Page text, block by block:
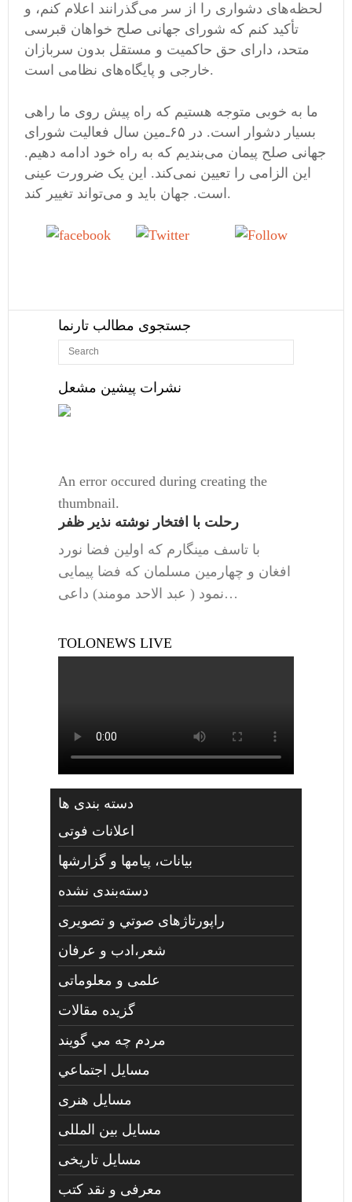
لحظه‌های دشواری را از سر می‌گذرانند اعلام کنم، و
تأکید کنم که شورای جهانی صلح خواهان قبرسی
متحد، دارای حق حاکمیت و مستقل بدون سربازان
خارجی و پایگاه‌های نظامی‌ است.
ما به خوبی متوجه هستیم که راه پیش روی ما راهی
بسیار دشوار است. در ۶۵‌ـ‌مین سال فعالیت شورای
جهانی صلح پیمان می‌بندیم که به راه خود ادامه دهیم.
این الزامی‌ را تعیین نمی‌کند. این یک ضرورت عینی
است. جهان باید و می‌تواند تغییر کند.
Follow
جستجوی مطالب تارنما
نشرات پیشین مشعل
An error occured during creating the
thumbnail.
رحلت با افتخار نوشته نذیر ظفر
با تاسف مینگارم که اولین فضا نورد
افغان و چهارمین مسلمان که فضا پیمایی
نمود ( عبد الاحد مومند) داعی…
TOLONEWS LIVE
دسته بندی ها
اعلانات فوتی
بیانات، پیامها و گزارشها
دسته‌بندی نشده
راپورتاژهای صوتي و تصويری
شعر،ادب و عرفان
علمی و معلوماتی
گزیده مقالات
مردم چه مي گويند
مسايل اجتماعي
مسايل هنری
مسایل بین المللی
مسایل تاریخی
معرفی و نقد کتب